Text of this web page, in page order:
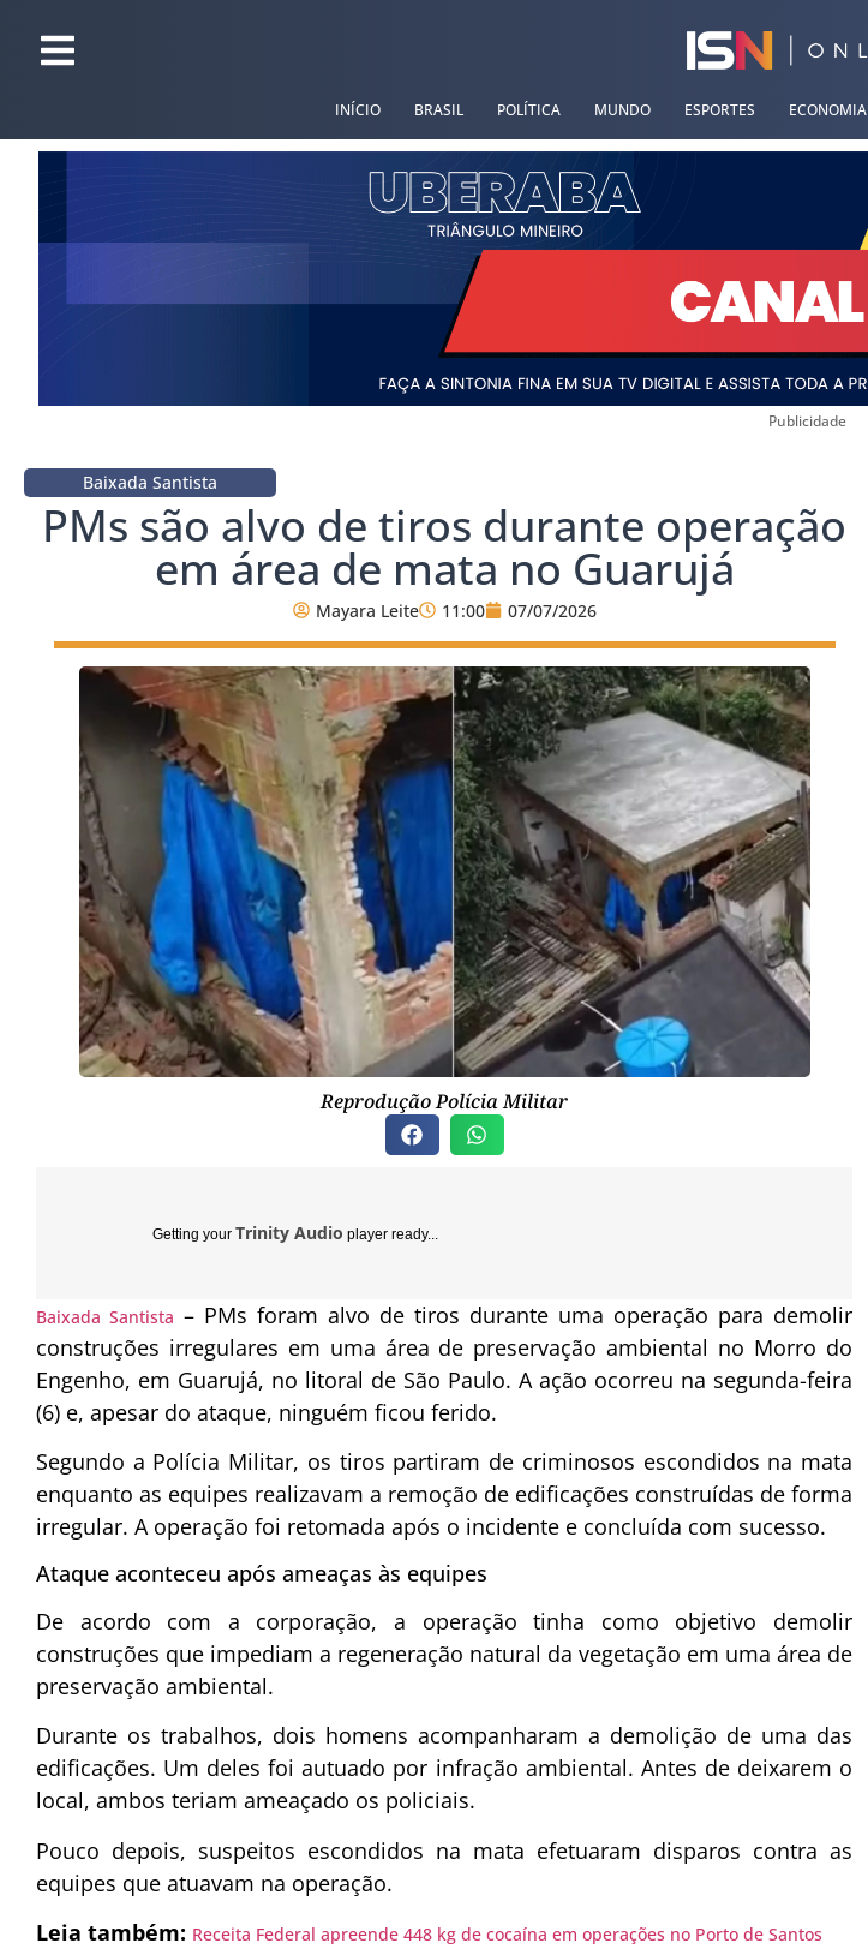
INÍCIO BRASIL POLÍTICA MUNDO ESPORTES ECONOMIA
Publicidade
Baixada Santista
PMs são alvo de tiros durante operação
em área de mata no Guarujá
Mayara Leite 11:00 07/07/2026
Reprodução Polícia Militar
Getting your Trinity Audio player ready...
Baixada Santista – PMs foram alvo de tiros durante uma operação para demolir
construções irregulares em uma área de preservação ambiental no Morro do
Engenho, em Guarujá, no litoral de São Paulo. A ação ocorreu na segunda-feira
(6) e, apesar do ataque, ninguém ficou ferido.
Segundo a Polícia Militar, os tiros partiram de criminosos escondidos na mata
enquanto as equipes realizavam a remoção de edificações construídas de forma
irregular. A operação foi retomada após o incidente e concluída com sucesso.
Ataque aconteceu após ameaças às equipes
De acordo com a corporação, a operação tinha como objetivo demolir
construções que impediam a regeneração natural da vegetação em uma área de
preservação ambiental.
Durante os trabalhos, dois homens acompanharam a demolição de uma das
edificações. Um deles foi autuado por infração ambiental. Antes de deixarem o
local, ambos teriam ameaçado os policiais.
Pouco depois, suspeitos escondidos na mata efetuaram disparos contra as
equipes que atuavam na operação.
Leia também: Receita Federal apreende 448 kg de cocaína em operações no Porto de Santos